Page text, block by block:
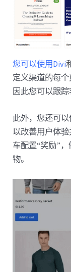
您可以使用Divi
定义渠道的每个
因此您可以跟踪
此外，您还可
以改善用户体
车配置“奖励”
物。